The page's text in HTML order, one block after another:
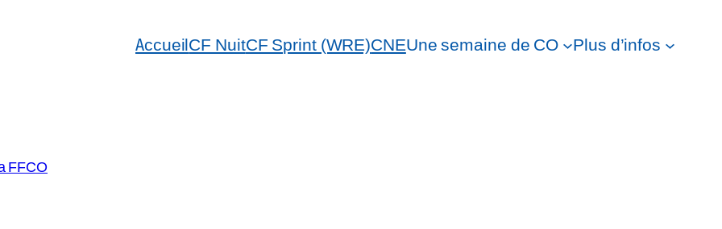
AccueilCF NuitCF Sprint (WRE)CNEUne semaine de CO Plus d’infos
FFCO